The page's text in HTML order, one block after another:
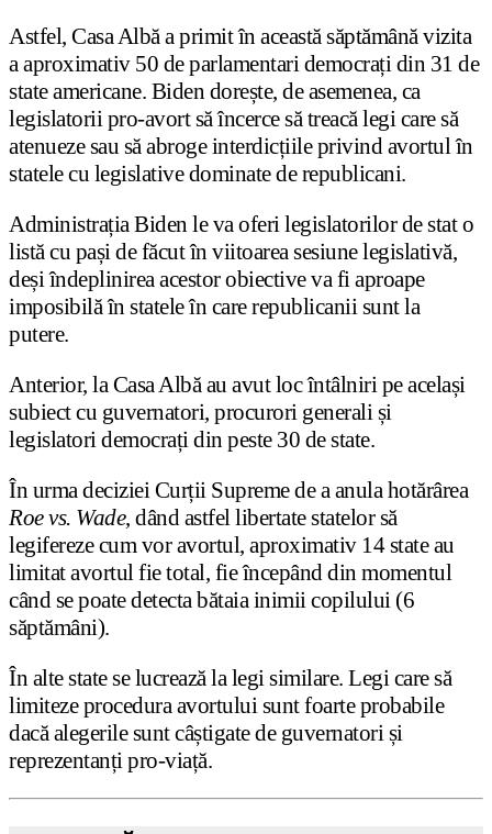
Astfel, Casa Albă a primit în această săptămână vizita
a aproximativ 50 de parlamentari democrați din 31 de
state americane. Biden dorește, de asemenea, ca
legislatorii pro-avort să încerce să treacă legi care să
atenueze sau să abroge interdicțiile privind avortul în
statele cu legislative dominate de republicani.
Administrația Biden le va oferi legislatorilor de stat o
listă cu pași de făcut în viitoarea sesiune legislativă,
deși îndeplinirea acestor obiective va fi aproape
imposibilă în statele în care republicanii sunt la
putere.
Anterior, la Casa Albă au avut loc întâlniri pe același
subiect cu guvernatori, procurori generali și
legislatori democrați din peste 30 de state.
În urma deciziei Curții Supreme de a anula hotărârea
Roe vs. Wade, dând astfel libertate statelor să
legifereze cum vor avortul, aproximativ 14 state au
limitat avortul fie total, fie începând din momentul
când se poate detecta bătaia inimii copilului (6
săptămâni).
În alte state se lucrează la legi similare. Legi care să
limiteze procedura avortului sunt foarte probabile
dacă alegerile sunt câștigate de guvernatori și
reprezentanți pro-viață.